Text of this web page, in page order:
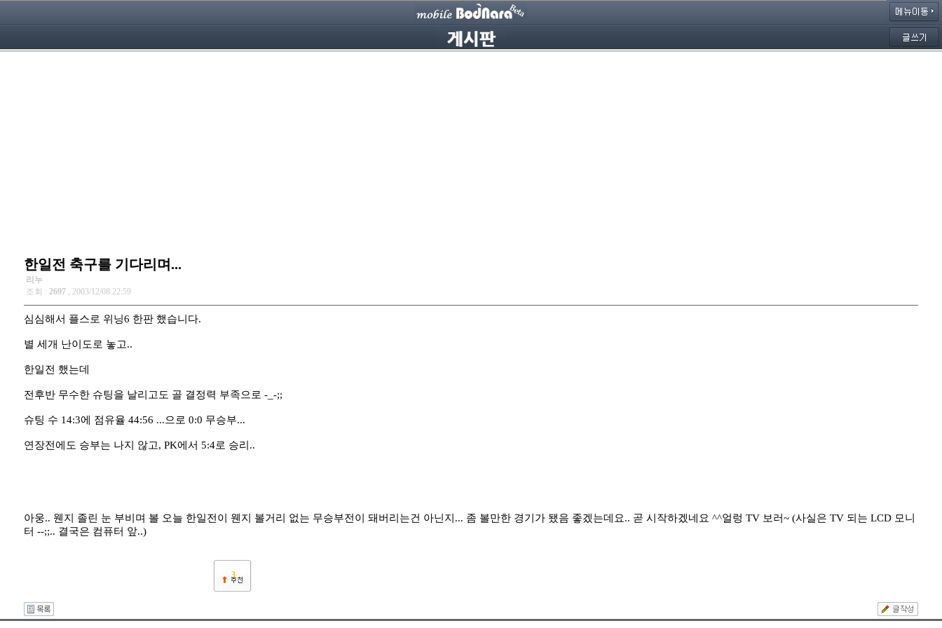
한일전 축구를 기다리며...
리누
조회 : 2697 , 2003/12/08 22:59
심심해서 플스로 위닝6 한판 했습니다.
별 세개 난이도로 놓고..
한일전 했는데
전후반 무수한 슈팅을 날리고도 골 결정력 부족으로 -_-;;
슈팅 수 14:3에 점유율 44:56 ...으로 0:0 무승부...
연장전에도 승부는 나지 않고, PK에서 5:4로 승리..
아웅.. 웬지 졸린 눈 부비며 볼 오늘 한일전이 웬지 볼거리 없는 무승부전이 돼버리는건 아닌지... 좀 볼만한 경기가 됐음 좋겠는데요.. 곧 시작하겠네요 ^^얼렁 TV 보러~ (사실은 TV 되는 LCD 모니
터 --;;.. 결국은 컴퓨터 앞..)
3